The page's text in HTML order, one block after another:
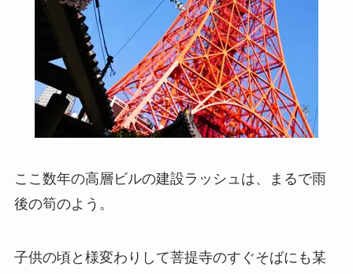
ここ数年の高層ビルの建設ラッシュは、まるで雨
後の筍のよう。
子供の頃と様変わりして菩提寺のすぐそばにも某